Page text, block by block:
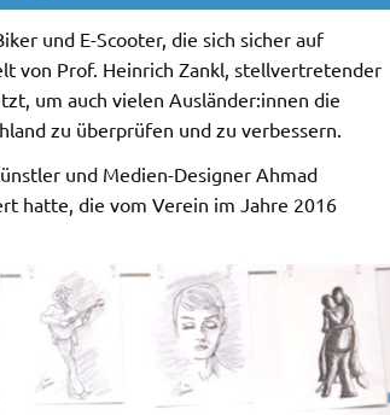
und E-Scooter, die sich sicher auf
von Prof. Heinrich Zankl, stellvertretender
um auch vielen Ausländer:innen die
zu überprüfen und zu verbessern.
und Medien-Designer Ahmad
hatte, die vom Verein im Jahre 2016